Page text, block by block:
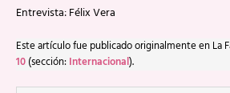
Entrevista: Félix Vera
Este artículo fue publicado originalmente en La
10 (sección: Internacional).